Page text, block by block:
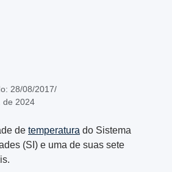
28/08/2017/
de 2024
de temperatura do Sistema
(SI) e uma de suas sete